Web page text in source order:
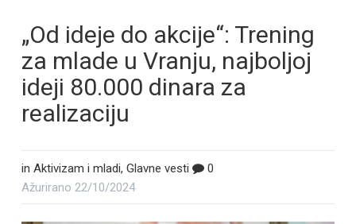
„Od ideje do akcije“: Trening
za mlade u Vranju, najboljoj
ideji 80.000 dinara za
realizaciju
in Aktivizam i mladi, Glavne vesti
0
Ažurirano 22/10/2024